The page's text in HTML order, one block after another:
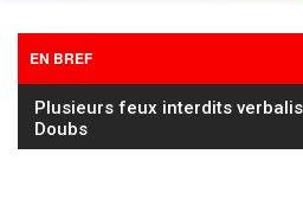
EN BREF
Les Combes : une
désincarcérée